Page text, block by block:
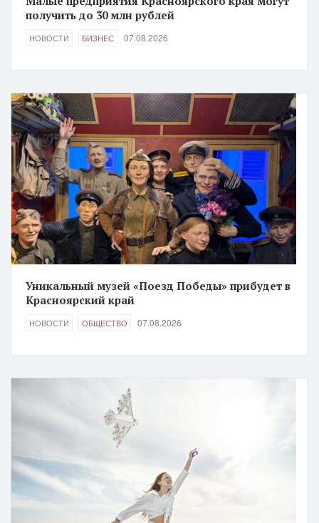
получить до 30 млн рублей
НОВОСТИ БИЗНЕС 07.08.2026
Уникальный музей «Поезд Победы» прибудет в
Красноярский край
НОВОСТИ ОБЩЕСТВО 07.08.2026